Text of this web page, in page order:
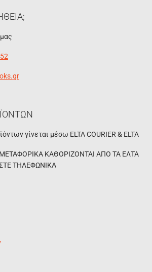
γίνεται μέσω ELTA COURIER & ELTA
ΚΑΘΟΡΙΖΟΝΤΑΙ ΑΠΟ ΤΑ ΕΛΤΑ
ΤΗΛΕΦΩΝΙΚΑ